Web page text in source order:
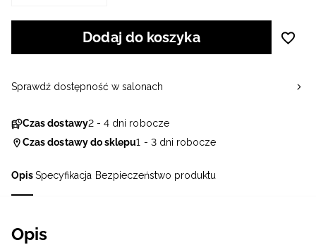
OpisSpecyfikacja Bezpieczeństwo produktu
Opis
Dodaj do koszyka
Czas dostawy2 - 4 dni robocze
Czas dostawy do sklepu1 - 3 dni robocze
Sprawdź dostępność w salonach